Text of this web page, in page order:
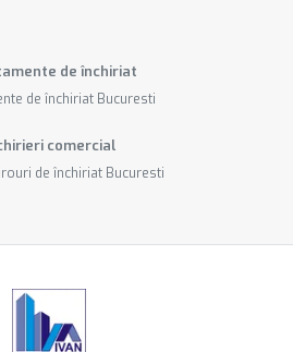
de închiriat
de închiriat Bucuresti
comercial
de închiriat Bucuresti